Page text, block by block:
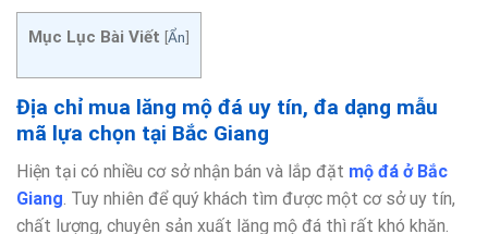
Mục Lục Bài Viết [Ẩn]
Địa chỉ mua lăng mộ đá uy tín, đa dạng mẫu
mã lựa chọn tại Bắc Giang
Hiện tại có nhiều cơ sở nhận bán và lắp đặt mộ đá ở Bắc
Giang. Tuy nhiên để quý khách tìm được một cơ sở uy tín,
chất lượng, chuyên sản xuất lăng mộ đá thì rất khó khăn.